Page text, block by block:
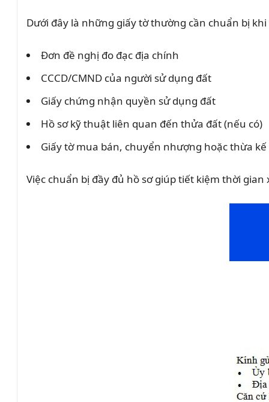
Dưới đây là những giấy tờ thường cần chuẩn bị
Đơn đề nghị đo đạc địa chính
CCCD/CMND của người sử dụng đất
Giấy chứng nhận quyền sử dụng đất
Hồ sơ kỹ thuật liên quan đến thửa đất (nếu có)
Giấy tờ mua bán, chuyển nhượng hoặc thừa
Việc chuẩn bị đầy đủ hồ sơ giúp tiết kiệm thời